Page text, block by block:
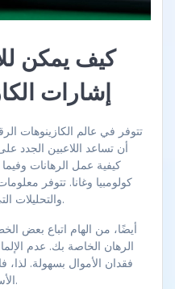
كيف يمكن
إشارات
تتوفر في عالم الكازينوهات
أن تساعد اللاعبين الجدد
كيفية عمل الرهانات وفيما
كولومبيا وغانا. تتوفر
والتحليلات التي يمكن استخدامها لتوجيه القرارات.
أيضًا، من الهام اتباع بعض
الرهان الخاصة بك. عدم
فقدان الأموال بسهولة. لذا،
الأساسية لنجاحك في عالم الكازينوهات.